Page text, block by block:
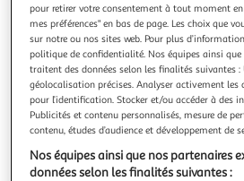
CITY HUNTER TOME 7 .
Tsukasa
Ryo et Kaori ensemble ? ! C'est en
Renard Argenté qui, pour se
a infligée City Hunter au cours d'une
décide de s'en prendre à la jeune
malheureusement pour le criminel,
inquiet pour sa par
En savoir +
Vous voulez connaître le
Afficher le prix
pour retirer votre consentement à tout moment
mes préférences" en bas de page. Les choix que
sur notre ou nos sites web. Pour plus
politique de confidentialité. Nos équipes ainsi que
traitent des données selon les finalités suivantes :
géolocalisation précises. Analyser activement les
pour l’identification. Stocker et/ou accéder à des
Publicités et contenu personnalisés, mesure de
contenu, études d’audience et développement de
Nos équipes ainsi que nos partenaires
données selon les finalités suivantes :